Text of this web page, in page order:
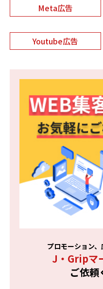
Meta広告
Youtube広告
プロモーション、
J・Gripマ
ご依頼